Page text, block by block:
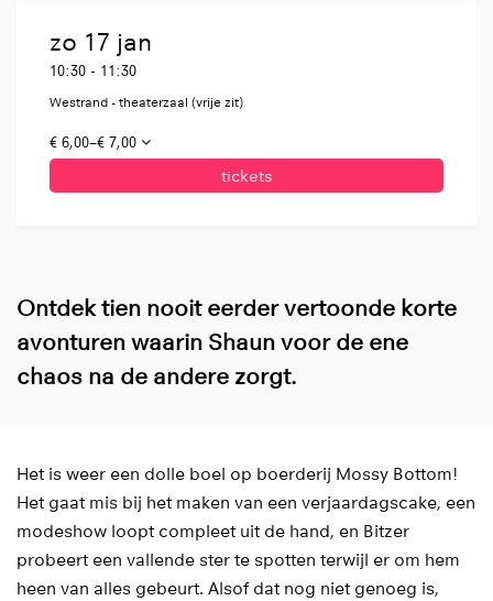
zo 17 jan
10:30 - 11:30
Westrand - theaterzaal (vrije zit)
€ 6,00–€ 7,00
tickets
Ontdek tien nooit eerder vertoonde korte
avonturen waarin Shaun voor de ene
chaos na de andere zorgt.
Het is weer een dolle boel op boerderij Mossy Bottom!
Het gaat mis bij het maken van een verjaardagscake, een
modeshow loopt compleet uit de hand, en Bitzer
probeert een vallende ster te spotten terwijl er om hem
heen van alles gebeurt. Alsof dat nog niet genoeg is,